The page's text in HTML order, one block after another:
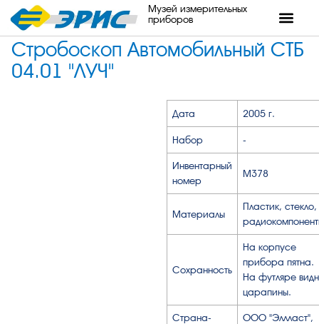
Музей измерительных
приборов
Стробоскоп Автомобильный СТБ
04.01 "ЛУЧ"
Дата 2005 г.
Набор -
Инвентарный
номер
М378
Материалы
Пластик, стекло,
Сохранность
На корпусе
прибора пятна.
На футляре
царапины.
Страна-
ООО "Эллласт",